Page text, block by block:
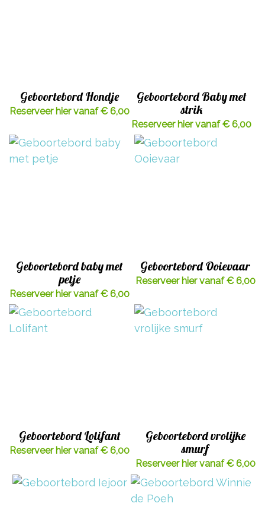
Geboortebord Hondje
Reserveer hier vanaf € 6,00
Geboortebord Baby met
strik
Reserveer hier vanaf € 6,00
Geboortebord baby met
petje
Reserveer hier vanaf € 6,00
Geboortebord Ooievaar
Reserveer hier vanaf € 6,00
Geboortebord Lolifant
Reserveer hier vanaf € 6,00
Geboortebord vrolijke
smurf
Reserveer hier vanaf € 6,00